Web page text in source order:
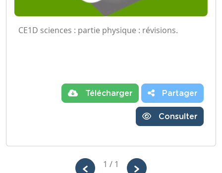
CE1D sciences : partie physique : révisions.
Télécharger Partager
Consulter
1 / 1